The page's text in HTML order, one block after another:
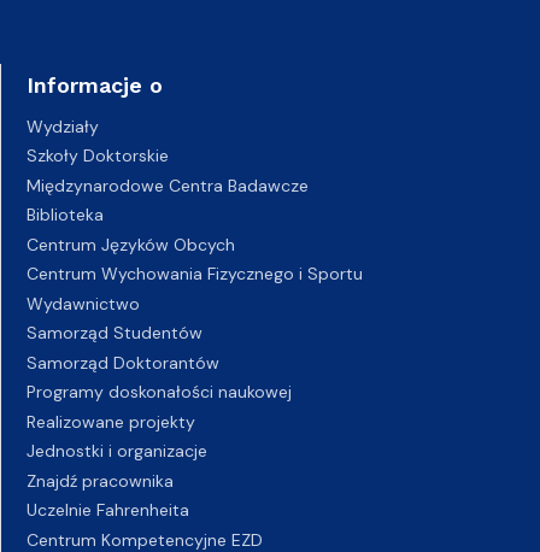
Informacje o
Wydziały
Szkoły Doktorskie
Międzynarodowe Centra Badawcze
Biblioteka
Centrum Języków Obcych
Centrum Wychowania Fizycznego i Sportu
Wydawnictwo
Samorząd Studentów
Samorząd Doktorantów
Programy doskonałości naukowej
Realizowane projekty
Jednostki i organizacje
Znajdź pracownika
Uczelnie Fahrenheita
Centrum Kompetencyjne EZD